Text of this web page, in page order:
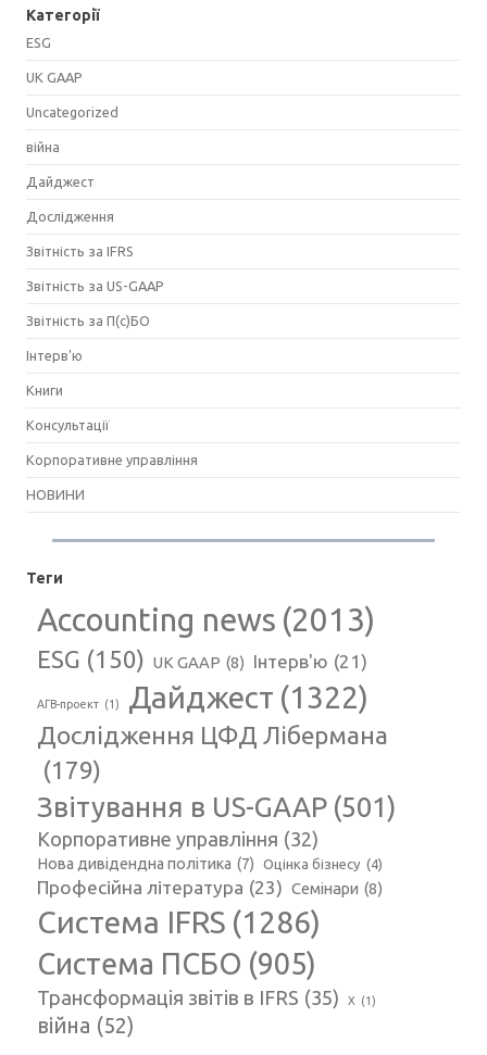
Категорії
ESG
UK GAAP
Uncategorized
війна
Дайджест
Дослідження
Звітність за IFRS
Звітність за US-GAAP
Звітність за П(с)БО
Інтерв'ю
Книги
Консультації
Корпоративне управління
НОВИНИ
Теги
Accounting news (2013)
ESG (150) UK GAAP (8) Інтерв'ю (21)
АГВ-проект (1) Дайджест (1322)
Дослідження ЦФД Лібермана
(179)
Звітування в US-GAAP (501)
Корпоративне управління (32)
Нова дивідендна політика (7) Оцінка бізнесу (4)
Професійна література (23) Семінари (8)
Система IFRS (1286)
Система ПСБО (905)
Трансформація звітів в IFRS (35) Х (1)
війна (52)